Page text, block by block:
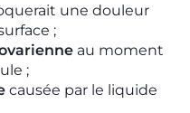
une douleur
;
au moment
;
causée par le liquide